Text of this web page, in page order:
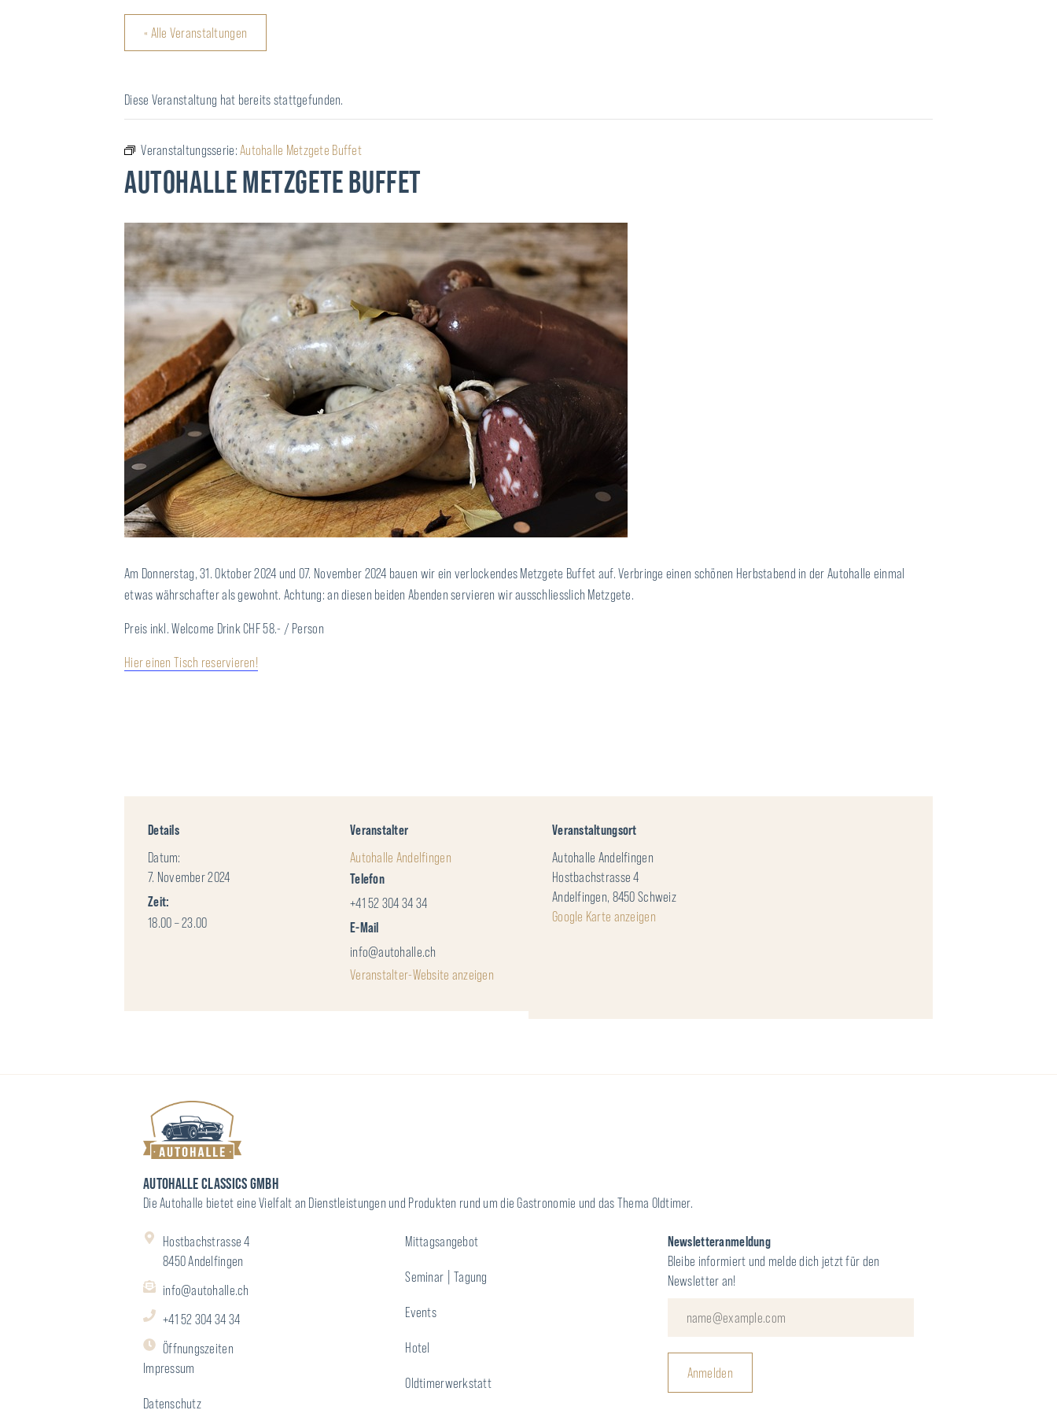
« Alle Veranstaltungen
Diese Veranstaltung hat bereits stattgefunden.
Veranstaltungsserie:Autohalle Metzgete Buffet
AUTOHALLE METZGETE BUFFET
Am Donnerstag, 31. Oktober 2024 und 07. November 2024 bauen wir ein verlockendes Metzgete Buffet auf. Verbringe einen schönen Herbstabend in der Autohalle einmal
etwas währschafter als gewohnt. Achtung: an diesen beiden Abenden servieren wir ausschliesslich Metzgete.
Preis inkl. Welcome Drink CHF 58.- / Person
Hier einen Tisch reservieren!
Details
Datum:
7. November 2024
Zeit:
18.00 – 23.00
Veranstalter
Autohalle Andelfingen
Telefon
+41 52 304 34 34
E-Mail
info@autohalle.ch
Veranstalter-Website anzeigen
Veranstaltungsort
Autohalle Andelfingen
Hostbachstrasse 4
Andelfingen, 8450Schweiz
Google Karte anzeigen
AUTOHALLE CLASSICS GMBH
Die Autohalle bietet eine Vielfalt an Dienstleistungen und Produkten rund um die Gastronomie und das Thema Oldtimer.
Hostbachstrasse 4
8450 Andelfingen
info@autohalle.ch
+41 52 304 34 34
Öffnungszeiten
Impressum
Datenschutz
Mittagsangebot
Seminar | Tagung
Events
Hotel
Oldtimerwerkstatt
Newsletteranmeldung
Bleibe informiert und melde dich jetzt für den
Newsletter an!
Anmelden